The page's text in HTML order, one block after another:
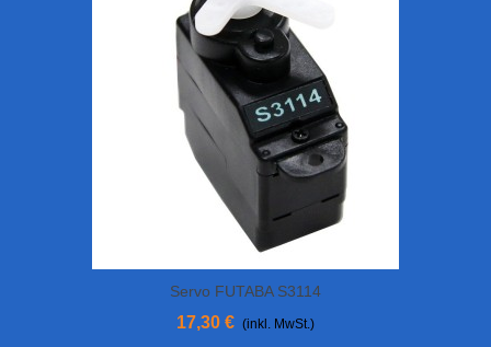
Servo FUTABA S3114
17,30 € (inkl. MwSt.)